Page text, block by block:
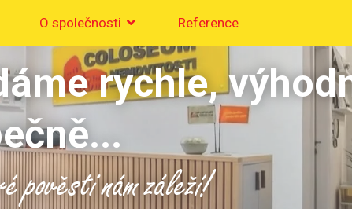
O společnosti Reference
rychle,
pověsti nám záleží!